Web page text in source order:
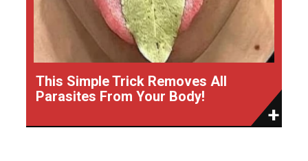
This Simple Trick Removes All
Parasites From Your Body!